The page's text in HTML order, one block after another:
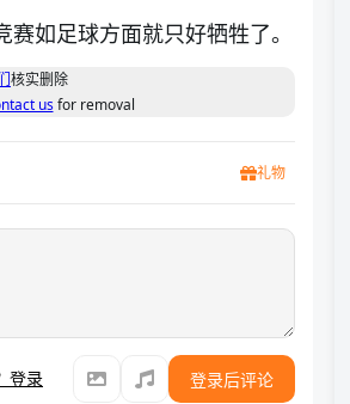
如足球方面就只好牺牲了。
核实删除
usfor removal
礼物
登录 登录后评论